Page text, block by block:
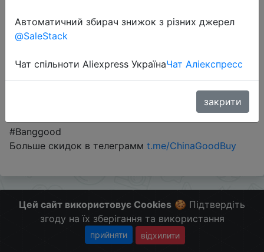
Промокод:"92a5e6"
Перейти до магазину
#Banggood
Больше скидок в телеграмм t.me/ChinaGoodBuy
Цей сайт використовує Cookies 🍪 Підтвердіть
згоду на їх зберігання та використання
прийняти відхилити
Автоматичний збирач знижок з різних джерел
@SaleStack
Чат спільноти Aliexpress УкраїнаЧат Аліекспресс
закрити